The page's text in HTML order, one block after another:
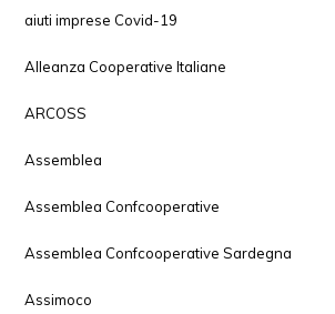
aiuti imprese Covid-19
Alleanza Cooperative Italiane
ARCOSS
Assemblea
Assemblea Confcooperative
Assemblea Confcooperative Sardegna
Assimoco